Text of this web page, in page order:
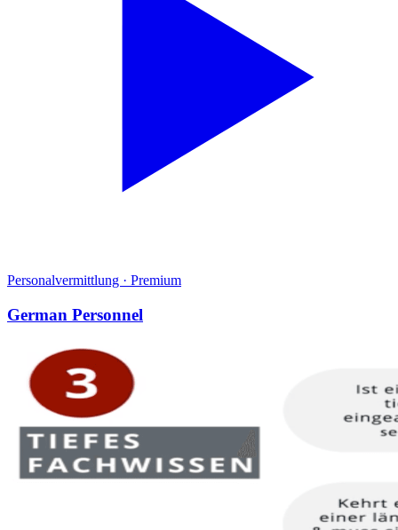
Personalvermittlung · Premium
German Personnel